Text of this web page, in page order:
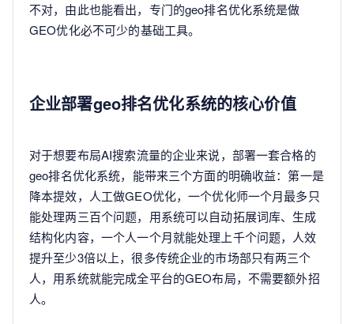
不对，由此也能看出，专门的geo排名优化系统是做
GEO优化必不可少的基础工具。
企业部署geo排名优化系统的核心价值
对于想要布局AI搜索流量的企业来说，部署一套合格的
geo排名优化系统，能带来三个方面的明确收益：第一是
降本提效，人工做GEO优化，一个优化师一个月最多只
能处理两三百个问题，用系统可以自动拓展词库、生成
结构化内容，一个人一个月就能处理上千个问题，人效
提升至少3倍以上，很多传统企业的市场部只有两三个
人，用系统就能完成全平台的GEO布局，不需要额外招
人。